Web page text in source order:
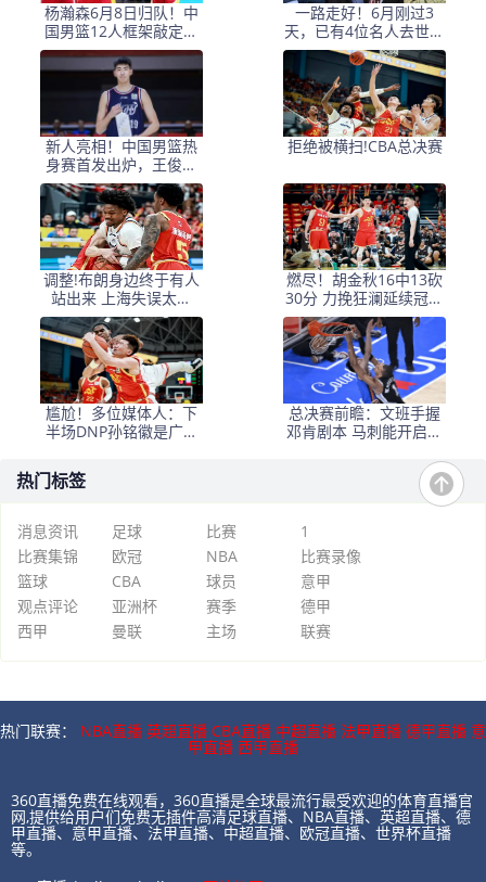
杨瀚森6月8日归队！中
国男篮12人框架敲定，
锋线王牌竟是他？
一路走好！6月刚过3
天，已有4位名人去世，
姚明等人发文悼念
新人亮相！中国男篮热
身赛首发出炉，王俊杰
领衔+徐昕坐镇禁区
拒绝被横扫!CBA总决赛
调整!布朗身边终于有人
站出来 上海失误太多
+犯规困扰
燃尽！胡金秋16中13砍
30分 力挽狂澜延续冠军
悬念
尴尬！多位媒体人：下
半场DNP孙铭徽是广厦
总决赛前瞻：文班手握
邓肯剧本 马刺能开启新
热门标签
消息资讯 足球 比赛
1
比赛集锦
欧冠 NBA
比赛录像
篮球
CBA 球员
意甲
观点评论
亚洲杯 赛季
德甲
西甲
曼联 主场 联赛
热门联赛： NBA直播 英超直播 CBA直播 中超直播 法甲直播 德甲直播 意
甲直播 西甲直播
360直播免费在线观看，360直播是全球最流行最受欢迎的体育直播官
网,提供给用户们免费无插件高清足球直播、NBA直播、英超直播、德
甲直播、意甲直播、法甲直播、中超直播、欧冠直播、世界杯直播
等。